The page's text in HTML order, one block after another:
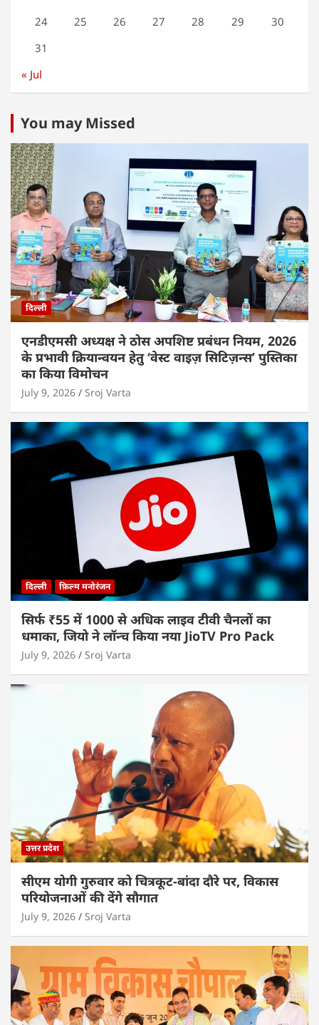
24
25 26 27 28 29
30
31
« Jul
You may Missed
दिल्ली
एनडीएमसी अध्यक्ष ने ठोस अपशिष्ट प्रबंधन नियम, 2026
के प्रभावी क्रियान्वयन हेतु ‘वेस्ट वाइज़ सिटिज़न्स’ पुस्तिका
का किया विमोचन
July 9, 2026 Sroj Varta
दिल्ली फ़िल्म मनोरंजन
सिर्फ ₹55 में 1000 से अधिक लाइव टीवी चैनलों का
धमाका, जियो ने लॉन्च किया नया JioTV Pro Pack
July 9, 2026 Sroj Varta
उत्तर प्रदेश
सीएम योगी गुरुवार को चित्रकूट-बांदा दौरे पर, विकास
परियोजनाओं की देंगे सौगात
July 9, 2026 Sroj Varta